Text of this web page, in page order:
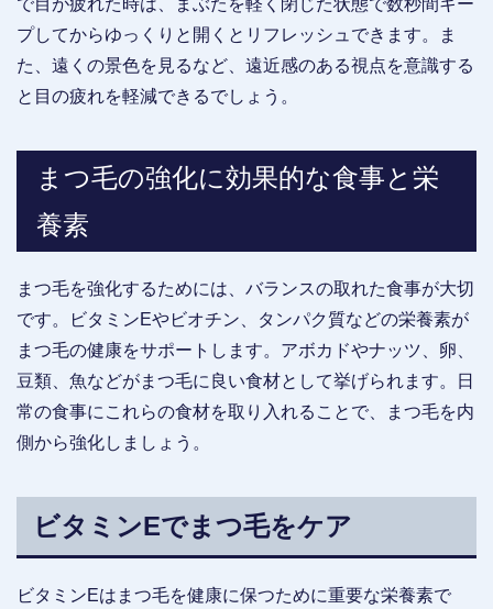
で目が疲れた時は、まぶたを軽く閉じた状態で数秒間キー
プしてからゆっくりと開くとリフレッシュできます。ま
た、遠くの景色を見るなど、遠近感のある視点を意識する
と目の疲れを軽減できるでしょう。
まつ毛の強化に効果的な食事と栄
養素
まつ毛を強化するためには、バランスの取れた食事が大切
です。ビタミンEやビオチン、タンパク質などの栄養素が
まつ毛の健康をサポートします。アボカドやナッツ、卵、
豆類、魚などがまつ毛に良い食材として挙げられます。日
常の食事にこれらの食材を取り入れることで、まつ毛を内
側から強化しましょう。
ビタミンEでまつ毛をケア
ビタミンEはまつ毛を健康に保つために重要な栄養素で